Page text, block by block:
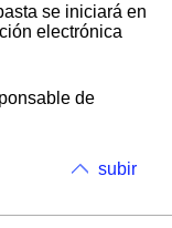
se iniciará en
electrónica
de
subir